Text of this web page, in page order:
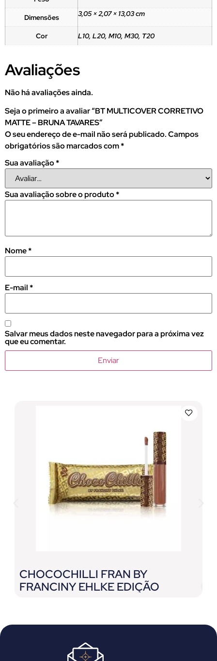
Dimensões
3,05 × 2,07 × 13,03 cm
Cor L10, L20, M10, M30, T20
Avaliações
Não há avaliações ainda.
Seja o primeiro a avaliar “BT MULTICOVER CORRETIVO
MATTE – BRUNA TAVARES”
O seu endereço de e-mail não será publicado.Campos
obrigatórios são marcados com*
Sua avaliação*
Sua avaliação sobre o produto*
Nome*
E-mail *
Salvar meus dados neste navegador para a próxima vez
que eu comentar.
CHOCOCHILLI FRAN BY
FRANCINY EHLKE EDIÇÃO